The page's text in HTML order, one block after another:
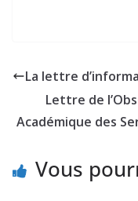
La lettre
Lettre de
Académique des
Vous